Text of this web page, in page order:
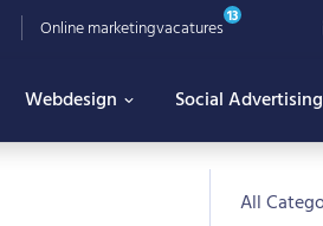
Online marketingvacatures13
Webdesign Social Advertising